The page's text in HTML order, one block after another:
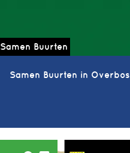
Samen Buurten
Samen Buurten in Overbos